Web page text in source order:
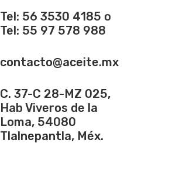
Tel: 56 3530 4185 o
Tel: 55 97 578 988
contacto@aceite.mx
C. 37-C 28-MZ 025,
Hab Viveros de la
Loma, 54080
Tlalnepantla, Méx.